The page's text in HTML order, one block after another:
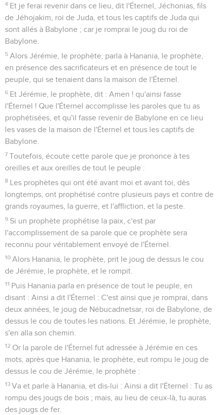
4 Et je ferai revenir dans ce lieu, dit l'Éternel, Jéchonias, fils
de Jéhojakim, roi de Juda, et tous les captifs de Juda qui
sont allés à Babylone ; car je romprai le joug du roi de
Babylone.
5 Alors Jérémie, le prophète, parla à Hanania, le prophète,
en présence des sacrificateurs et en présence de tout le
peuple, qui se tenaient dans la maison de l'Éternel.
6 Et Jérémie, le prophète, dit : Amen ! qu'ainsi fasse
l'Éternel ! Que l'Éternel accomplisse les paroles que tu as
prophétisées, et qu'il fasse revenir de Babylone en ce lieu
les vases de la maison de l'Éternel et tous les captifs de
Babylone.
7 Toutefois, écoute cette parole que je prononce à tes
oreilles et aux oreilles de tout le peuple :
8 Les prophètes qui ont été avant moi et avant toi, dès
longtemps, ont prophétisé contre plusieurs pays et contre de
grands royaumes, la guerre, et l'affliction, et la peste.
9 Si un prophète prophétise la paix, c'est par
l'accomplissement de sa parole que ce prophète sera
reconnu pour véritablement envoyé de l'Éternel.
10 Alors Hanania, le prophète, prit le joug de dessus le cou
de Jérémie, le prophète, et le rompit.
11 Puis Hanania parla en présence de tout le peuple, en
disant : Ainsi a dit l'Éternel : C'est ainsi que je romprai, dans
deux années, le joug de Nébucadnetsar, roi de Babylone, de
dessus le cou de toutes les nations. Et Jérémie, le prophète,
s'en alla son chemin.
12 Or la parole de l'Éternel fut adressée à Jérémie en ces
mots, après que Hanania, le prophète, eut rompu le joug de
dessus le cou de Jérémie, le prophète :
13 Va et parle à Hanania, et dis-lui : Ainsi a dit l'Éternel : Tu as
rompu des jougs de bois ; mais, au lieu de ceux-là, tu auras
des jougs de fer.